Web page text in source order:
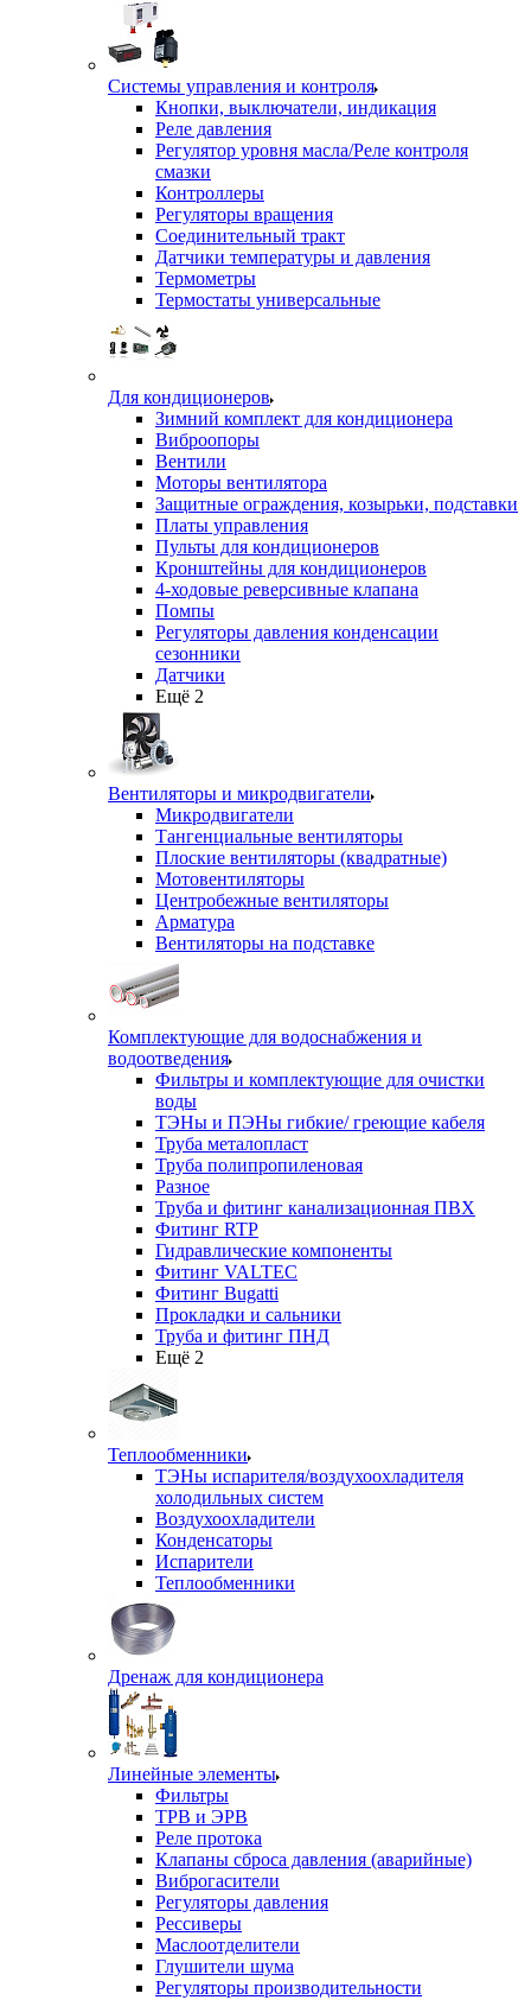
Системы управления и контроля
Кнопки, выключатели, индикация
Реле давления
Регулятор уровня масла/Реле контроля
смазки
Контроллеры
Регуляторы вращения
Соединительный тракт
Датчики температуры и давления
Термометры
Термостаты универсальные
Для кондиционеров
Зимний комплект для кондиционера
Виброопоры
Вентили
Моторы вентилятора
Защитные ограждения, козырьки, подставки
Платы управления
Пульты для кондиционеров
Кронштейны для кондиционеров
4-ходовые реверсивные клапана
Помпы
Регуляторы давления конденсации
сезонники
Датчики
Ещё 2
Вентиляторы и микродвигатели
Микродвигатели
Тангенциальные вентиляторы
Плоские вентиляторы (квадратные)
Мотовентиляторы
Центробежные вентиляторы
Арматура
Вентиляторы на подставке
Комплектующие для водоснабжения и
водоотведения
Фильтры и комплектующие для очистки
воды
ТЭНы и ПЭНы гибкие/ греющие кабеля
Труба металопласт
Труба полипропиленовая
Разное
Труба и фитинг канализационная ПВХ
Фитинг RTP
Гидравлические компоненты
Фитинг VALTEC
Фитинг Bugatti
Прокладки и сальники
Труба и фитинг ПНД
Ещё 2
Теплообменники
ТЭНы испарителя/воздухоохладителя
холодильных систем
Воздухоохладители
Конденсаторы
Испарители
Теплообменники
Дренаж для кондиционера
Линейные элементы
Фильтры
ТРВ и ЭРВ
Реле протока
Клапаны сброса давления (аварийные)
Виброгасители
Регуляторы давления
Рессиверы
Маслоотделители
Глушители шума
Регуляторы производительности